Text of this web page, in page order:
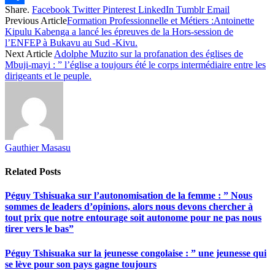
Share
Share. Facebook Twitter Pinterest LinkedIn Tumblr Email
Previous ArticleFormation Professionnelle et Métiers :Antoinette
Kipulu Kabenga a lancé les épreuves de la Hors-session de
l’ENFEP à Bukavu au Sud -Kivu.
Next Article Adolphe Muzito sur la profanation des églises de
Mbuji-mayi : ” l’église a toujours été le corps intermédiaire entre les
dirigeants et le peuple.
Gauthier Masasu
Related Posts
Péguy Tshisuaka sur l’autonomisation de la femme : ” Nous
sommes de leaders d’opinions, alors nous devons chercher à
tout prix que notre entourage soit autonome pour ne pas nous
tirer vers le bas”
Péguy Tshisuaka sur la jeunesse congolaise : ” une jeunesse qui
se lève pour son pays gagne toujours